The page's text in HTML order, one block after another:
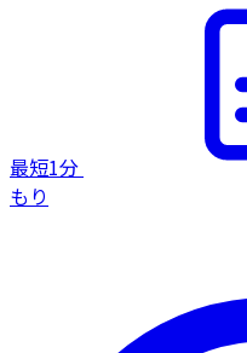
最短1分
もり